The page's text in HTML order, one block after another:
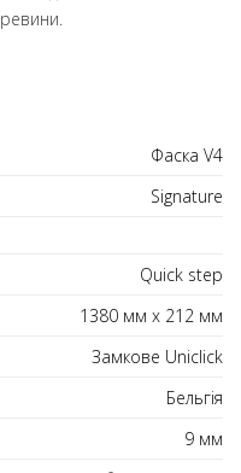
Фаска V4
Signature
Quick step
1380 мм х 212 мм
Замкове Uniclick
Бельгія
9 мм